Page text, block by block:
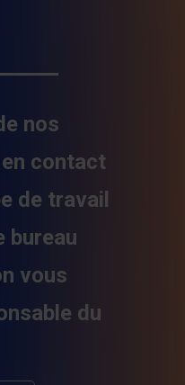
nos
contact
de travail
bureau
vous
du